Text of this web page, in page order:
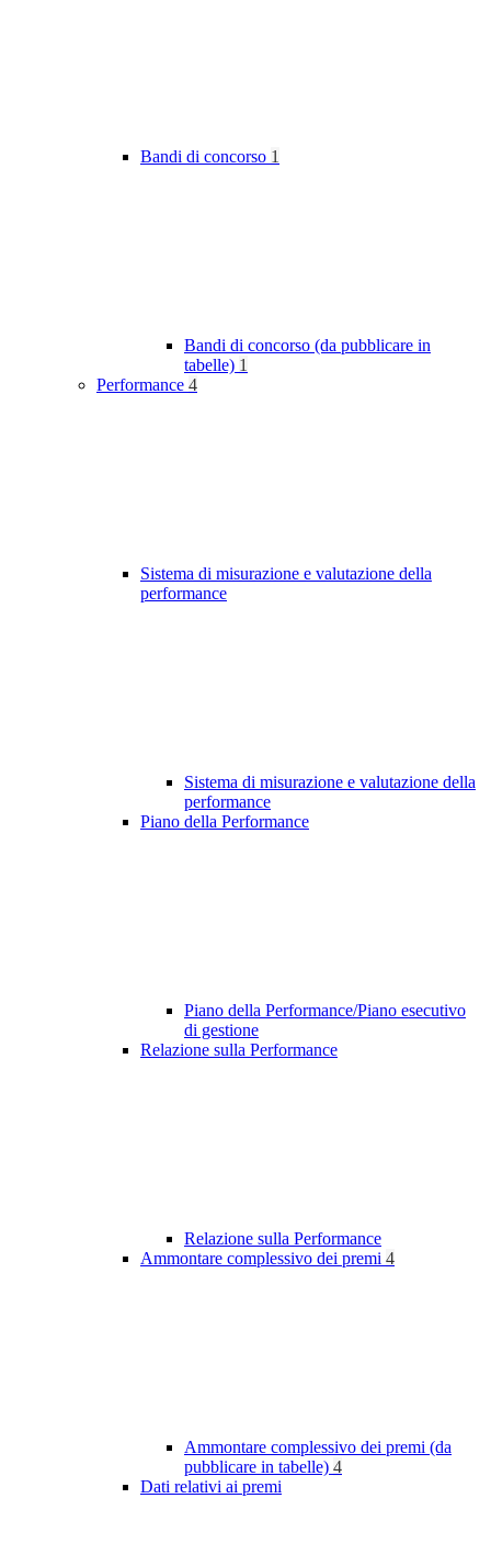
Bandi di concorso 1
Bandi di concorso (da pubblicare in
tabelle) 1
Performance 4
Sistema di misurazione e valutazione della
performance
Sistema di misurazione e valutazione della
performance
Piano della Performance
Piano della Performance/Piano esecutivo
di gestione
Relazione sulla Performance
Relazione sulla Performance
Ammontare complessivo dei premi 4
Ammontare complessivo dei premi (da
pubblicare in tabelle) 4
Dati relativi ai premi